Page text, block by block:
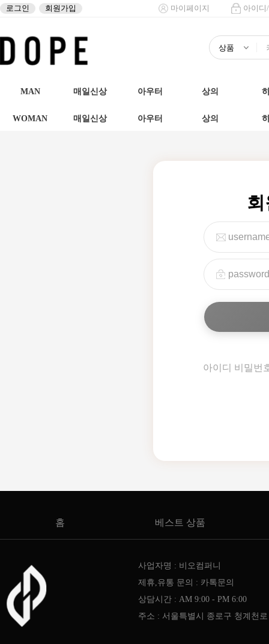
로그인 회원가입 마이페이지 아이디
MAN 매일신상 아우터 상의
WOMAN 매일신상 아우터 상의
아이디 비밀번
홈 베스트 상품
사업자명 : 비오컴퍼니
제휴,유통 문의 : 카톡문의
상담시간 : AM 9:00 - PM 6:00
주소 : 서울특별시 종로구 청계천로